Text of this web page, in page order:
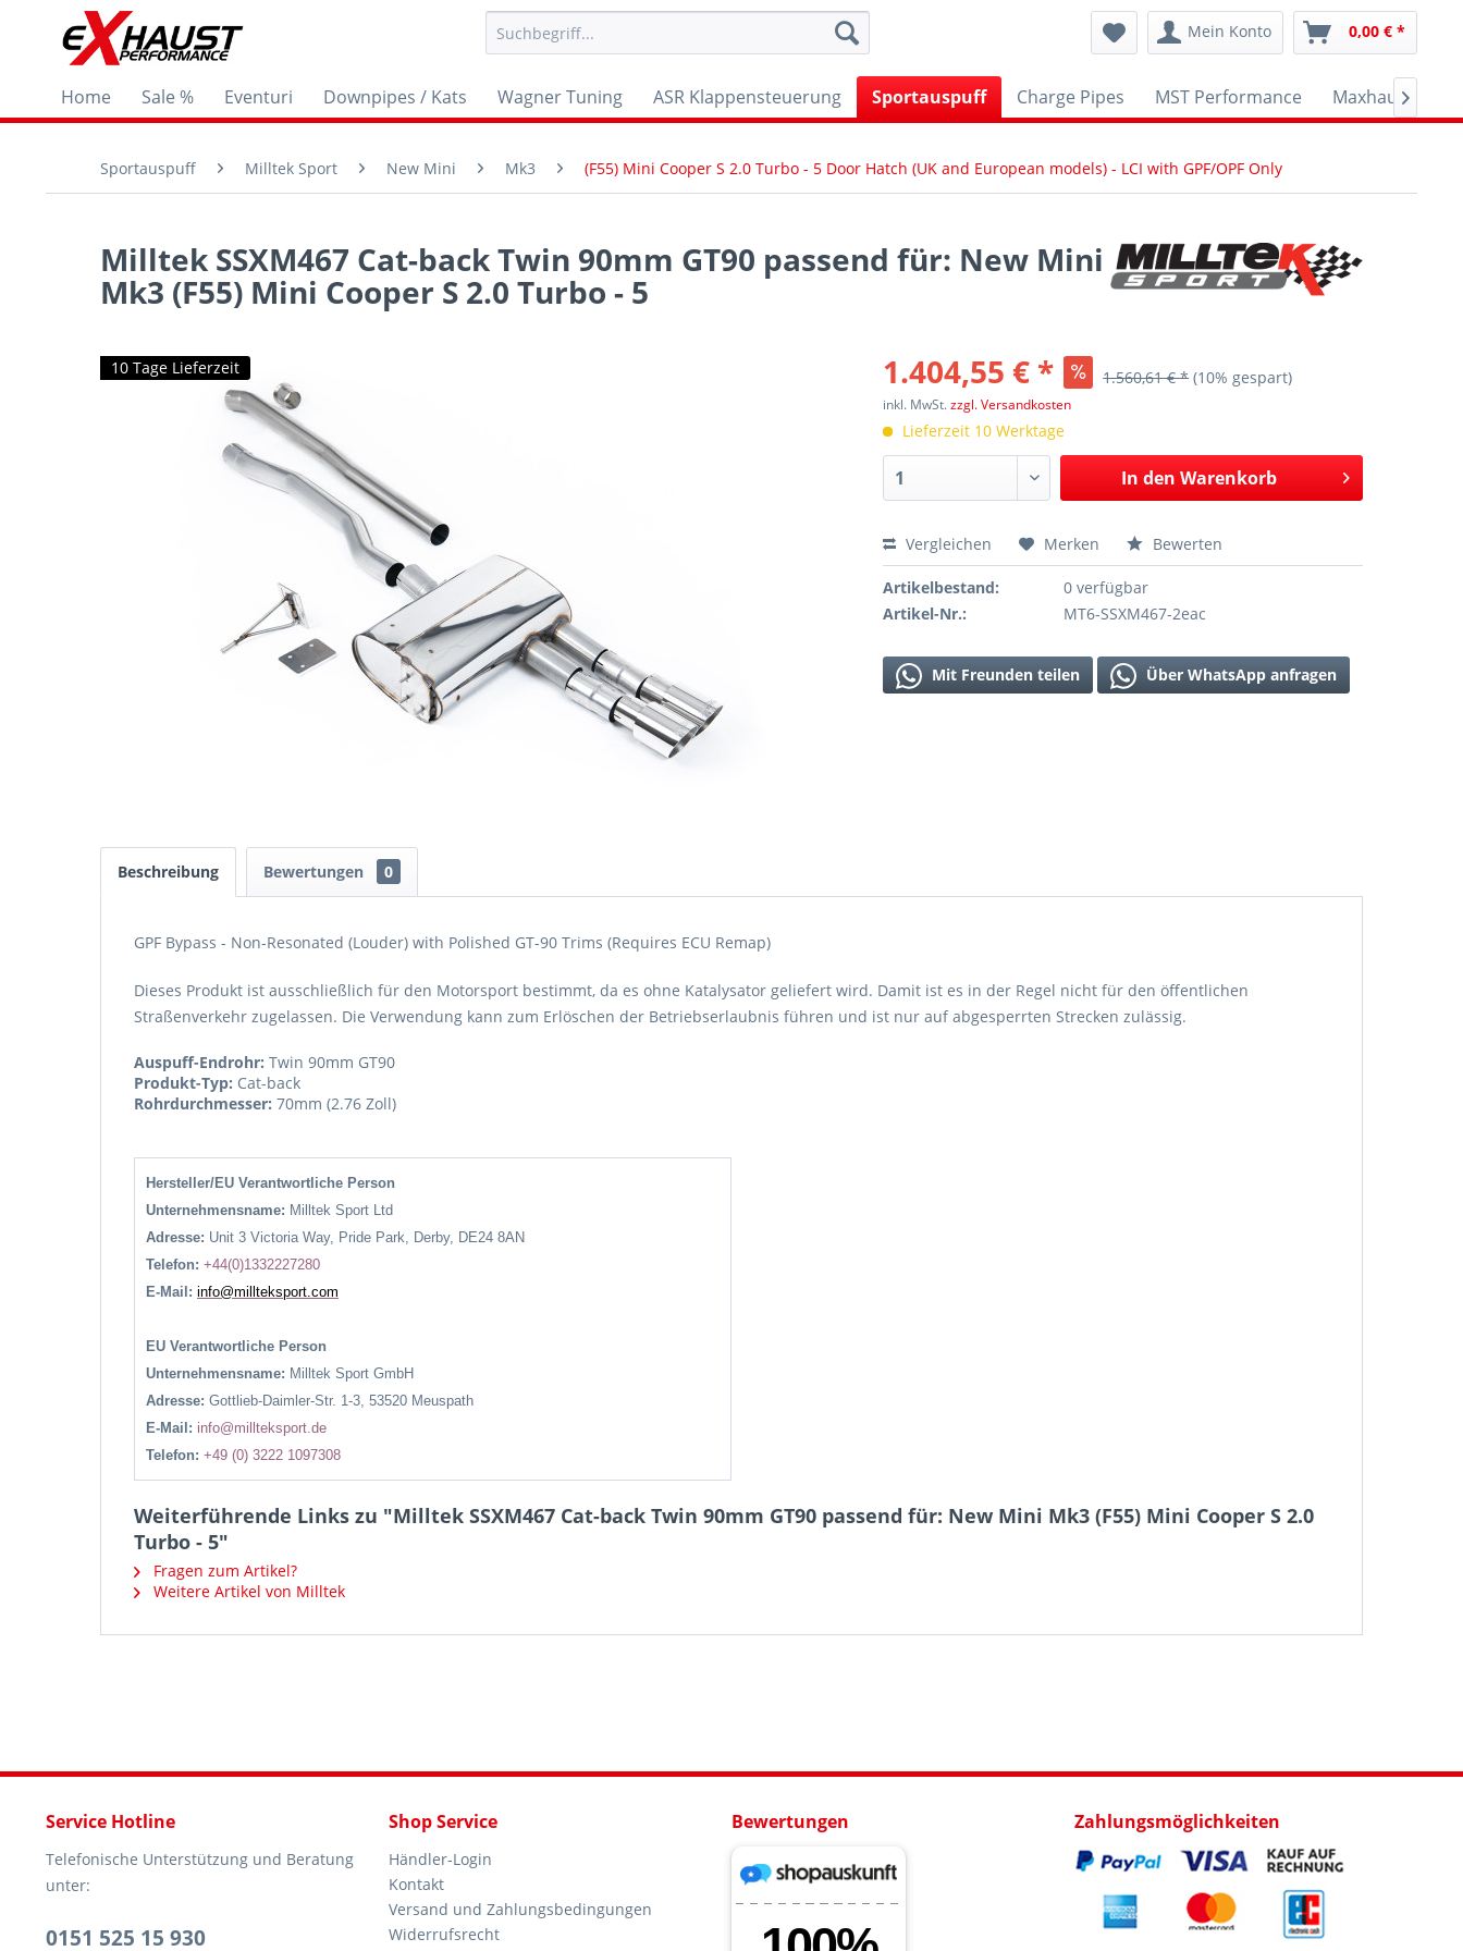
Mein Konto 0,00 € *
Home Sale % Eventuri Downpipes / Kats Wagner Tuning ASR Klappensteuerung Sportauspuff Charge Pipes MST Performance Maxhaust

Sportauspuff Milltek Sport New Mini Mk3 (F55) Mini Cooper S 2.0 Turbo - 5 Door Hatch (UK and European models) - LCI with GPF/OPF Only
Milltek SSXM467 Cat-back Twin 90mm GT90 passend für: New Mini
Mk3 (F55) Mini Cooper S 2.0 Turbo - 5
10 Tage Lieferzeit 1.404,55 € * 1.560,61 € * (10% gespart)
inkl. MwSt.zzgl. Versandkosten
Lieferzeit 10 Werktage
In den Warenkorb
Vergleichen Merken Bewerten
Artikelbestand:
0 verfügbar
Artikel-Nr.:
MT6-SSXM467-2eac
Mit Freunden teilen Über WhatsApp anfragen
Beschreibung Bewertungen 0
GPF Bypass - Non-Resonated (Louder) with Polished GT-90 Trims (Requires ECU Remap)
Dieses Produkt ist ausschließlich für den Motorsport bestimmt, da es ohne Katalysator geliefert wird. Damit ist es in der Regel nicht für den öffentlichen
Straßenverkehr zugelassen. Die Verwendung kann zum Erlöschen der Betriebserlaubnis führen und ist nur auf abgesperrten Strecken zulässig.
Auspuff-Endrohr: Twin 90mm GT90
Produkt-Typ: Cat-back
Rohrdurchmesser: 70mm (2.76 Zoll)
Hersteller/EU Verantwortliche Person
Unternehmensname: Milltek Sport Ltd
Adresse: Unit 3 Victoria Way, Pride Park, Derby, DE24 8AN
Telefon: +44(0)1332227280
E-Mail: info@millteksport.com
EU Verantwortliche Person
Unternehmensname: Milltek Sport GmbH
Adresse: Gottlieb-Daimler-Str. 1-3, 53520 Meuspath
E-Mail: info@millteksport.de
Telefon: +49 (0) 3222 1097308
Weiterführende Links zu "Milltek SSXM467 Cat-back Twin 90mm GT90 passend für: New Mini Mk3 (F55) Mini Cooper S 2.0
Turbo - 5"
Fragen zum Artikel?
Weitere Artikel von Milltek
Service Hotline
Telefonische Unterstützung und Beratung
unter:
0151 525 15 930
Shop Service
Händler-Login
Kontakt
Versand und Zahlungsbedingungen
Widerrufsrecht
Bewertungen Zahlungsmöglichkeiten